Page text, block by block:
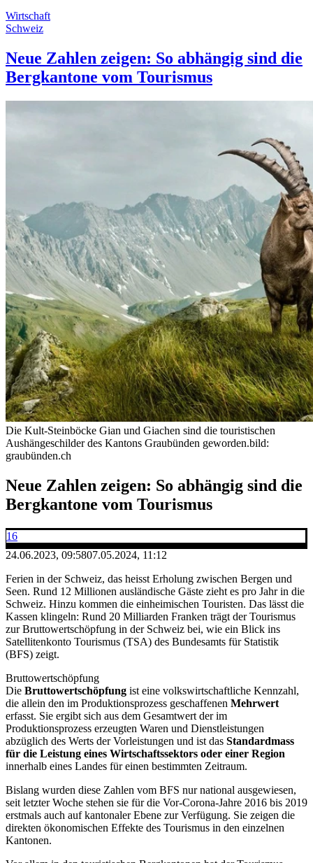
Wirtschaft
Schweiz
Neue Zahlen zeigen: So abhängig sind die
Bergkantone vom Tourismus
Die Kult-Steinböcke Gian und Giachen sind die touristischen
Aushängeschilder des Kantons Graubünden geworden.bild:
graubünden.ch
Neue Zahlen zeigen: So abhängig sind die
Bergkantone vom Tourismus
16
24.06.2023, 09:5807.05.2024, 11:12
Ferien in der Schweiz, das heisst Erholung zwischen Bergen und
Seen. Rund 12 Millionen ausländische Gäste zieht es pro Jahr in die
Schweiz. Hinzu kommen die einheimischen Touristen. Das lässt die
Kassen klingeln: Rund 20 Milliarden Franken trägt der Tourismus
zur Bruttowertschöpfung in der Schweiz bei, wie ein Blick ins
Satellitenkonto Tourismus (TSA) des Bundesamts für Statistik
(BFS) zeigt.
Bruttowertschöpfung
Die Bruttowertschöpfung ist eine volkswirtschaftliche Kennzahl,
die allein den im Produktionsprozess geschaffenen Mehrwert
erfasst. Sie ergibt sich aus dem Gesamtwert der im
Produktionsprozess erzeugten Waren und Dienstleistungen
abzüglich des Werts der Vorleistungen und ist das Standardmass
für die Leistung eines Wirtschaftssektors oder einer Region
innerhalb eines Landes für einen bestimmten Zeitraum.
Bislang wurden diese Zahlen vom BFS nur national ausgewiesen,
seit letzter Woche stehen sie für die Vor-Corona-Jahre 2016 bis 2019
erstmals auch auf kantonaler Ebene zur Verfügung. Sie zeigen die
direkten ökonomischen Effekte des Tourismus in den einzelnen
Kantonen.